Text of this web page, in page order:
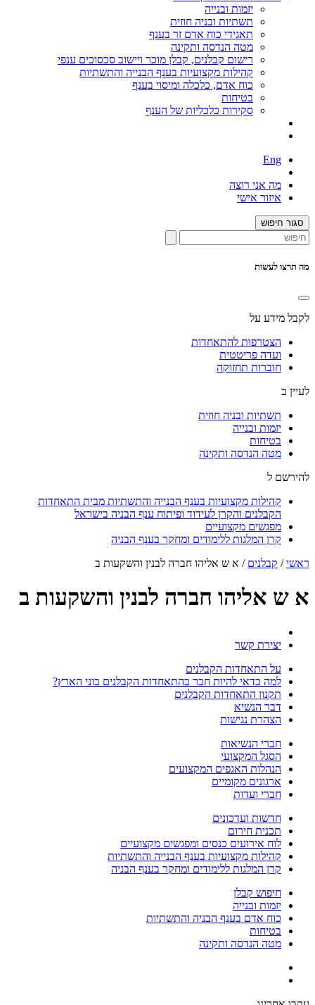
יזמות ובנייה
תשתיות ובניה חוזית
תאגידי כוח אדם זר בענף
מטה הנדסה ותקינה
רישום קבלנים, קבלן מוכר ויישוב סכסוכים ענפי
קהילות מקצועיות בענף הבנייה והתשתיות
כוח אדם, כלכלה ומיסוי בענף
בטיחות
סקירות כלכליות של הענף
Eng
מה אני רוצה
איזור אישי
סגור חיפוש
מה תרצו לעשות
לקבל מידע על
הצטרפות להתאחדות
ועדה פריטטית
חוברות תחזוקה
לעיין ב
תשתיות ובניה חוזית
יזמות ובנייה
בטיחות
מטה הנדסה ותקינה
להירשם ל
קהילות מקצועיות בענף הבנייה והתשתיות מבית התאחדות
הקבלנים והקרן לעידוד ופיתוח ענף הבניה בישראל
מפגשים מקצועיים
קרן המלגות ללימודים ומחקר בענף הבניה
ראשי/ קבלנים / א ש אליהו חברה לבנין והשקעות ב
א ש אליהו חברה לבנין והשקעות ב
יצירת קשר
על התאחדות הקבלנים
למה כדאי להיות חבר בהתאחדות הקבלנים בוני הארץ?
תקנון התאחדות הקבלנים
דבר הנשיא
הצהרת נגישות
חברי הנשיאות
הסגל המקצועי
הנהלות האגפים המקצועים
ארגונים מקומיים
חברי ועדות
חדשות ועדכונים
תכנית חירום
לוח אירועים כנסים ומפגשים מקצועיים
קהילות מקצועיות בענף הבנייה והתשתיות
קרן המלגות ללימודים ומחקר בענף הבניה
חיפוש קבלן
יזמות ובנייה
כוח אדם בענף הבניה והתשתיות
בטיחות
מטה הנדסה ותקינה